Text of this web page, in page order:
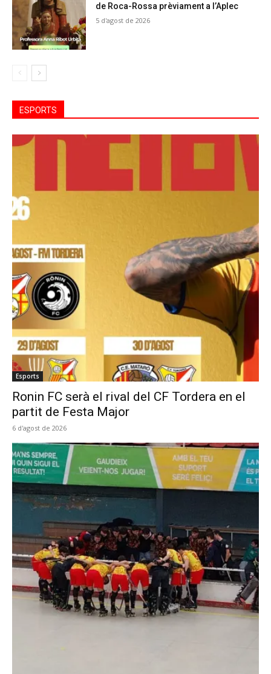
de Roca-Rossa prèviament a l’Aplec
5 d'agost de 2026
ESPORTS
Esports
Ronin FC serà el rival del CF Tordera en el
partit de Festa Major
6 d'agost de 2026